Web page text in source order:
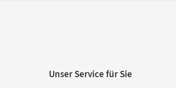
Unser Service für Sie